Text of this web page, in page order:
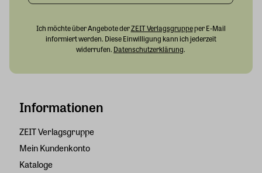
Informationen
ZEIT Verlagsgruppe
Mein Kundenkonto
Kataloge
Ich möchte über Angebote derZEIT Verlagsgruppeper E-Mail
informiert werden. Diese Einwilligung kann ich jederzeit
widerrufen. Datenschutzerklärung.